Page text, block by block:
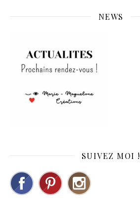
NEWS
SUIVEZ MOI !